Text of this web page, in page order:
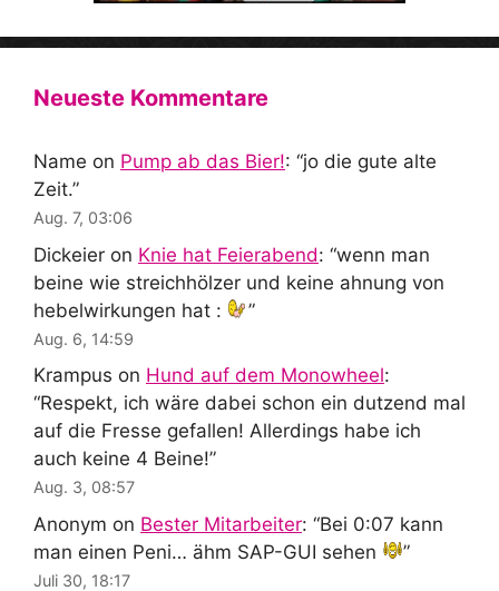
Neueste Kommentare
Name on Pump ab das Bier!: “jo die gute alte
Zeit.”
Aug. 7, 03:06
Dickeier on Knie hat Feierabend: “wenn man
beine wie streichhölzer und keine ahnung von
hebelwirkungen hat :
”
Aug. 6, 14:59
Krampus on Hund auf dem Monowheel:
“Respekt, ich wäre dabei schon ein dutzend mal
auf die Fresse gefallen! Allerdings habe ich
auch keine 4 Beine!”
Aug. 3, 08:57
Anonym on Bester Mitarbeiter: “Bei 0:07 kann
man einen Peni… ähm SAP-GUI sehen
”
Juli 30, 18:17